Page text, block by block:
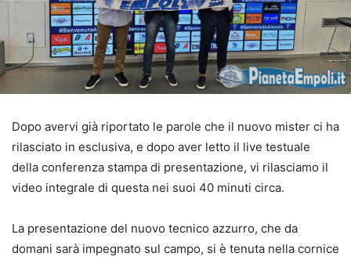
Dopo avervi già riportato le parole che il nuovo mister ci ha
rilasciato in esclusiva, e dopo aver letto il live testuale
della conferenza stampa di presentazione, vi rilasciamo il
video integrale di questa nei suoi 40 minuti circa.
La presentazione del nuovo tecnico azzurro, che da
domani sarà impegnato sul campo, si è tenuta nella cornice